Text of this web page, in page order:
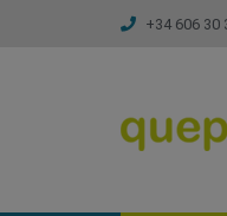
+34 606 30